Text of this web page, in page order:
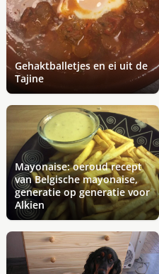
Gehaktballetjes en ei uit de
Tajine
Mayonaise: oeroud recept
van Belgische mayonaise,
generatie op generatie voor
Alkien